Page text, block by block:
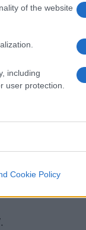
of the website
including
user protection.
Cookie Policy